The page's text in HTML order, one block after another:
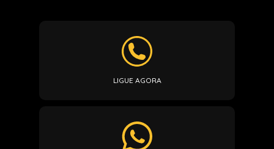
LIGUE AGORA